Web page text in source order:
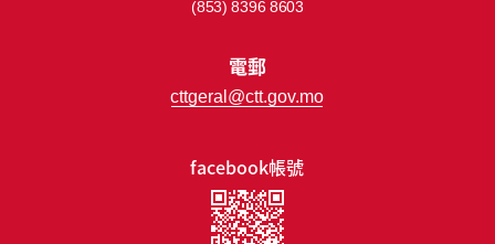
facebook帳號
(853) 8396 8603
電郵
cttgeral@ctt.gov.mo